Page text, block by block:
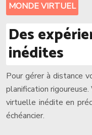
MONDE VIRTUEL
Des
inédites
Pour gérer à distance
planification
virtuelle inédite en
échéancier.